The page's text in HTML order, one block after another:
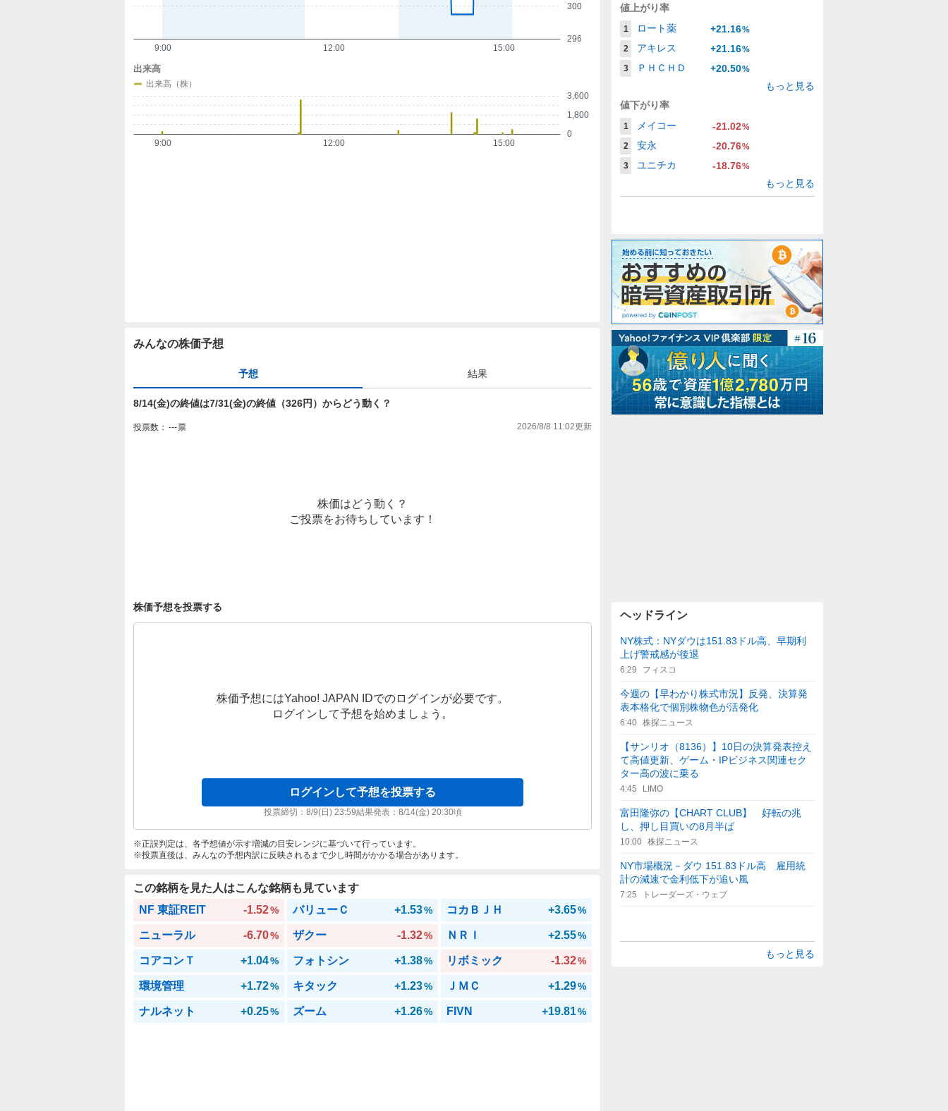
296
300
9:00 12:00 15:00
0
1,800
3,600
9:00 12:00 15:00
出来高
出来高（株）
みんなの株価予想
予想 結果
8/14(金)の終値は7/31(金)の終値（326円）からどう動く？
投票数： ---票 2026/8/8 11:02更新
株価はどう動く？
ご投票をお待ちしています！
株価予想を投票する
株価予想にはYahoo! JAPAN IDでのログインが必要です。
ログインして予想を始めましょう。
ログインして予想を投票する
投票締切： 8/9(日) 23:59結果発表： 8/14(金) 20:30頃
正誤判定は、各予想値が示す増減の目安レンジに基づいて行っています。
投票直後は、みんなの予想内訳に反映されるまで少し時間がかかる場合があります。
この銘柄を見た人はこんな銘柄も見ています
NF 東証REIT
-1.52% バリューＣ +1.53% コカＢＪＨ +3.65%
ニューラル -6.70% ザクー -1.32% ＮＲＩ +2.55%
コアコンＴ +1.04% フォトシン +1.38% リボミック -1.32%
環境管理 +1.72% キタック +1.23% ＪＭＣ +1.29%
ナルネット +0.25% ズーム +1.26% FIVN +19.81%
値上がり率
1 ロート薬 +21.16%
2
アキレス +21.16%
3
ＰＨＣＨＤ +20.50%
もっと見る
値下がり率
1 メイコー -21.02%
2
安永 -20.76%
3
ユニチカ -18.76%
もっと見る
ヘッドライン
NY株式：NYダウは151.83ドル高、早期利
上げ警戒感が後退
6:29 フィスコ
今週の【早わかり株式市況】反発、決算発
表本格化で個別株物色が活発化
6:40 株探ニュース
【サンリオ（8136）】10日の決算発表控え
て高値更新、ゲーム・IPビジネス関連セク
ター高の波に乗る
4:45 LIMO
富田隆弥の【CHART CLUB】 好転の兆
し、押し目買いの8月半ば
10:00 株探ニュース
NY市場概況－ダウ 151.83ドル高 雇用統
計の減速で金利低下が追い風
7:25 トレーダーズ・ウェブ
もっと見る